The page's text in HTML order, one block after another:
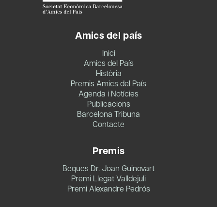
Amics del país
Inici
Amics del País
Història
Premis Amics del País
Agenda i Notícies
Publicacions
Barcelona Tribuna
Contacte
Premis
Beques Dr. Joan Guinovart
Premi Llegat Valldejuli
Premi Alexandre Pedrós